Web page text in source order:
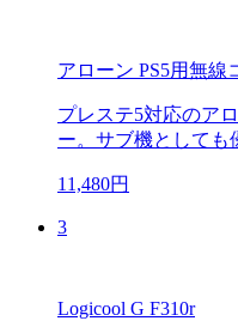
アローン PS5用無線
プレステ5対応のア
ー。サブ機としても
11,480円
3
Logicool G F310r